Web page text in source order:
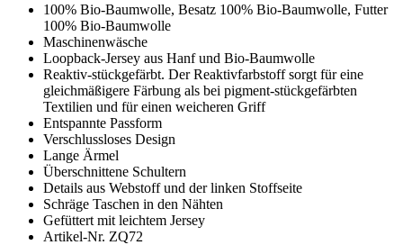
100% Bio-Baumwolle, Besatz 100% Bio-Baumwolle, Futter
100% Bio-Baumwolle
Maschinenwäsche
Loopback-Jersey aus Hanf und Bio-Baumwolle
Reaktiv-stückgefärbt. Der Reaktivfarbstoff sorgt für eine
gleichmäßigere Färbung als bei pigment-stückgefärbten
Textilien und für einen weicheren Griff
Entspannte Passform
Verschlussloses Design
Lange Ärmel
Überschnittene Schultern
Details aus Webstoff und der linken Stoffseite
Schräge Taschen in den Nähten
Gefüttert mit leichtem Jersey
Artikel-Nr. ZQ72